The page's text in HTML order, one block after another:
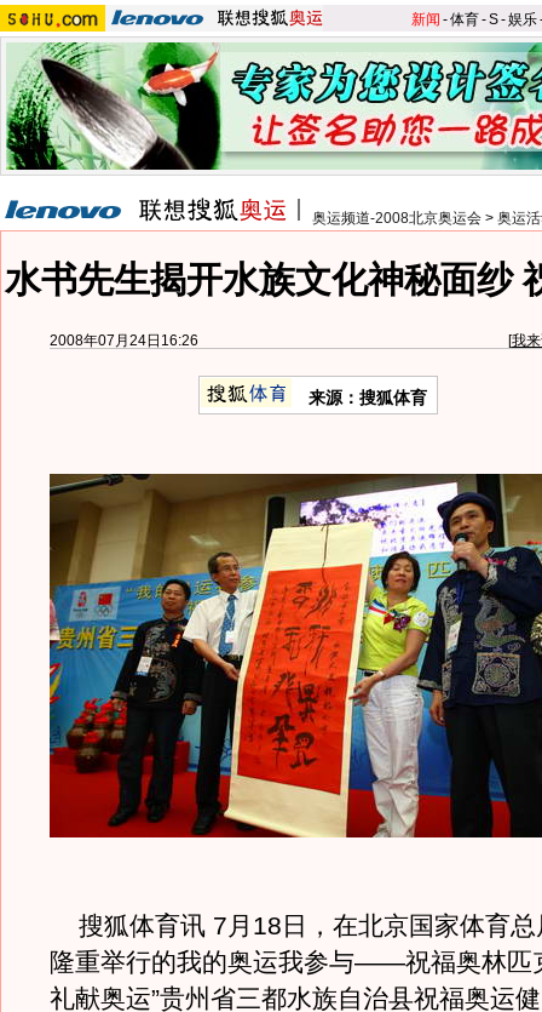
新闻 -体育-S-娱乐
奥运频道-2008北京奥运会 > 奥运
水书先生揭开水族文化神秘面纱
2008年07月24日16:26 [我
来源：搜狐体育
搜狐体育讯 7月18日，在北京国家体育总
隆重举行的我的奥运我参与——祝福奥林匹
礼献奥运”贵州省三都水族自治县祝福奥运